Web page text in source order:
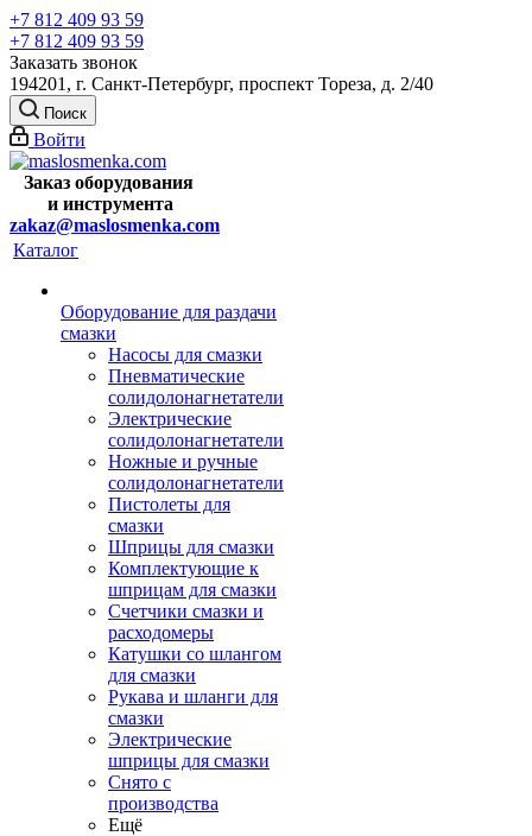
+7 812 409 93 59
+7 812 409 93 59
Заказать звонок
194201, г. Санкт-Петербург, проспект Тореза, д. 2/40
Поиск
Войти
Заказ оборудования
и инструмента
zakaz@maslosmenka.com
Каталог
Оборудование для раздачи
смазки
Насосы для смазки
Пневматические
солидолонагнетатели
Электрические
солидолонагнетатели
Ножные и ручные
солидолонагнетатели
Пистолеты для
смазки
Шприцы для смазки
Комплектующие к
шприцам для смазки
Счетчики смазки и
расходомеры
Катушки со шлангом
для смазки
Рукава и шланги для
смазки
Электрические
шприцы для смазки
Снято с
производства
Ещё